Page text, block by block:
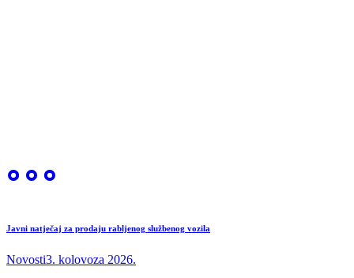
Javni natječaj za prodaju rabljenog službenog vozila
Novosti3. kolovoza 2026.